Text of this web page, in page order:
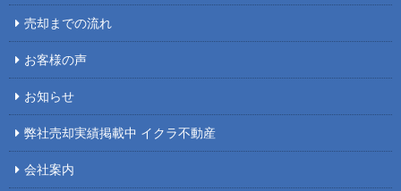
売却までの流れ
お客様の声
お知らせ
弊社売却実績掲載中 イクラ不動産
会社案内